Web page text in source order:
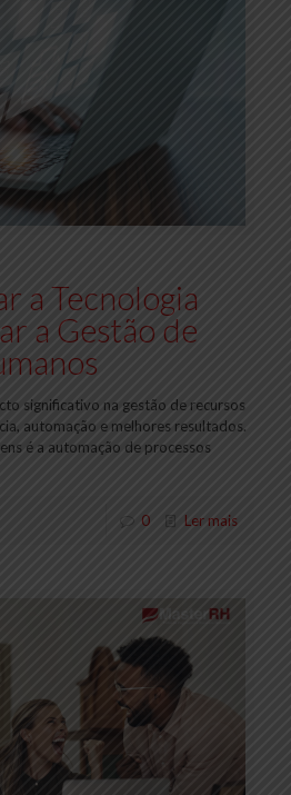
a Tecnologia
a Gestão de
significativo na gestão de recursos
automação e melhores resultados.
é a automação de processos
0 Ler mais